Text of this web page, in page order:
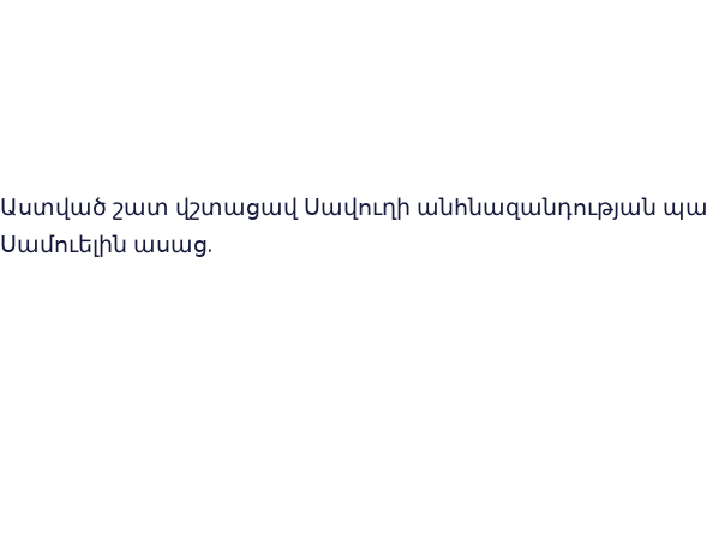
Աստված շատ վշտացավ Սավուղի անհնազանդության
Սամուելին ասաց.